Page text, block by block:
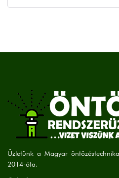
Üzletünk a Magyar
2014-óta.